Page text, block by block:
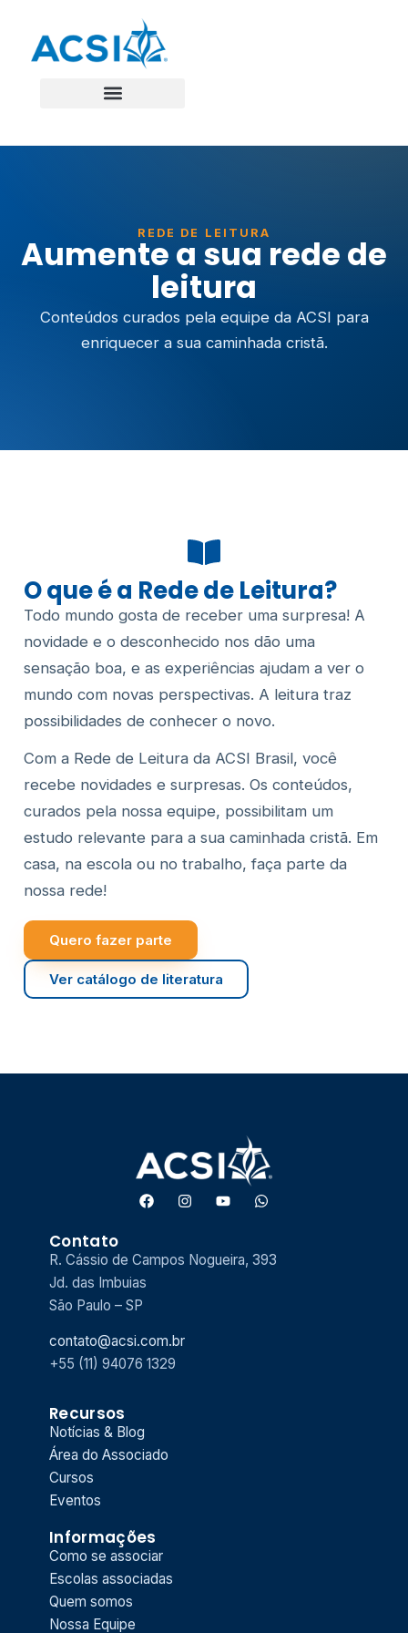
REDE DE LEITURA
Aumente a sua rede de
leitura
Conteúdos curados pela equipe da ACSI para
enriquecer a sua caminhada cristã.
O que é a Rede de Leitura?
Todo mundo gosta de receber uma surpresa! A
novidade e o desconhecido nos dão uma
sensação boa, e as experiências ajudam a ver o
mundo com novas perspectivas. A leitura traz
possibilidades de conhecer o novo.
Com a Rede de Leitura da ACSI Brasil, você
recebe novidades e surpresas. Os conteúdos,
curados pela nossa equipe, possibilitam um
estudo relevante para a sua caminhada cristã. Em
casa, na escola ou no trabalho, faça parte da
nossa rede!
Quero fazer parte
Ver catálogo de literatura
Contato
R. Cássio de Campos Nogueira, 393
Jd. das Imbuias
São Paulo – SP
contato@acsi.com.br
+55 (11) 94076 1329
Recursos
Notícias & Blog
Área do Associado
Cursos
Eventos
Informações
Como se associar
Escolas associadas
Quem somos
Nossa Equipe